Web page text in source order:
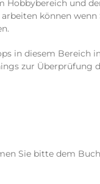
und
können
in diesem Bereich
zur
Sie bitte dem